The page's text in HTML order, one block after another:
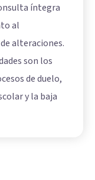
íntegra
al
alteraciones.
son los
de duelo,
y la baja